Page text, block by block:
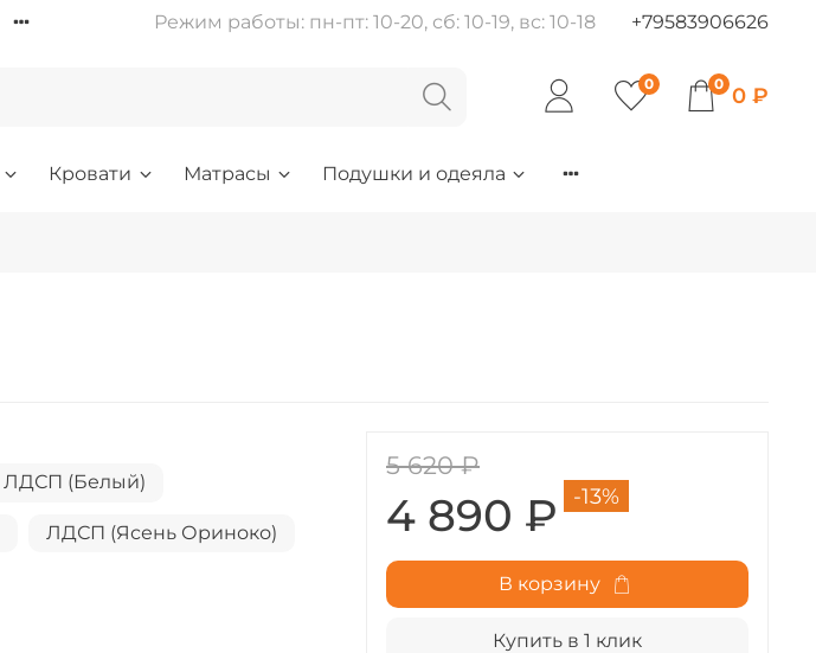
Режим работы: пн-пт: 10-20, сб: 10-19, вс: 10-18 +79583906626
0 0 0 ₽
Кровати Матрасы Подушки и одеяла
ЛДСП (Белый)
ЛДСП (Ясень Ориноко)
5 620 ₽
4 890 ₽ -13%
В корзину
Купить в 1 клик